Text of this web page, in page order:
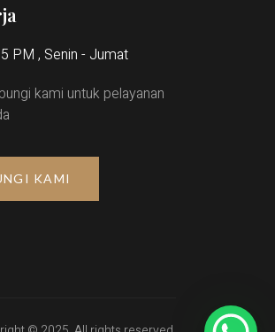
PM , Senin - Jumat
kami untuk pelayanan
KAMI